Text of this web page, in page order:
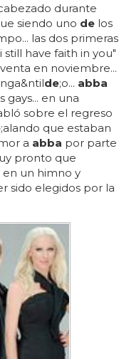
durante
siendo uno de los
las dos primeras
still have faith in you"
en noviembre...
de;o... abba
gays... en una
sobre el regreso
;alando que estaban
a abba por parte
pronto que
un himno y
sido elegidos por la